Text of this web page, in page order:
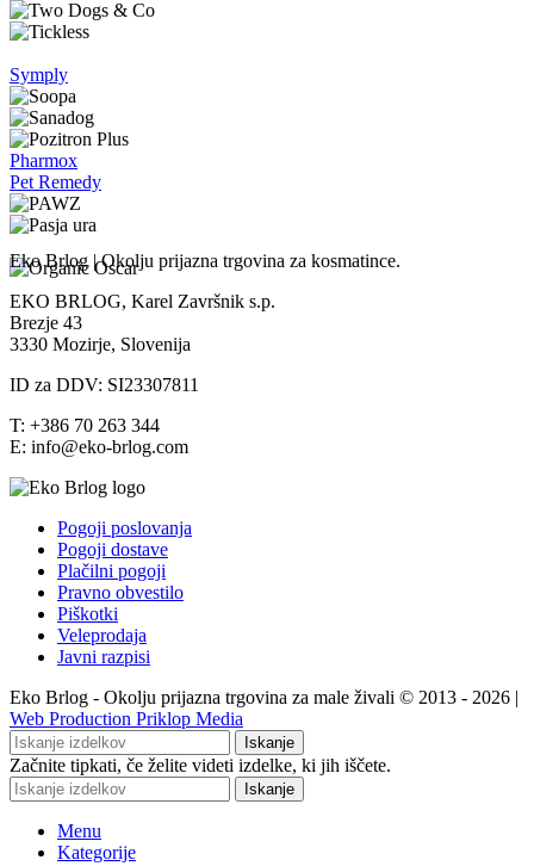
Symply
Pharmox
Pet Remedy
Eko Brlog | Okolju prijazna trgovina za kosmatince.
EKO BRLOG, Karel Završnik s.p.
Brezje 43
3330 Mozirje, Slovenija
ID za DDV: SI23307811
T: +386 70 263 344
E: info@eko-brlog.com
Pogoji poslovanja
Pogoji dostave
Plačilni pogoji
Pravno obvestilo
Piškotki
Veleprodaja
Javni razpisi
Eko Brlog - Okolju prijazna trgovina za male živali © 2013 - 2026 |
Web Production Priklop Media
Iskanje
Začnite tipkati, če želite videti izdelke, ki jih iščete.
Iskanje
Menu
Kategorije